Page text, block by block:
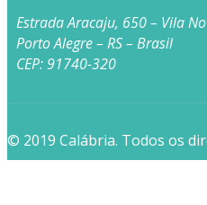
Estrada Aracaju, 650 – Vila
Porto Alegre – RS – Brasil
CEP: 91740-320
© 2019 Calábria. Todos os